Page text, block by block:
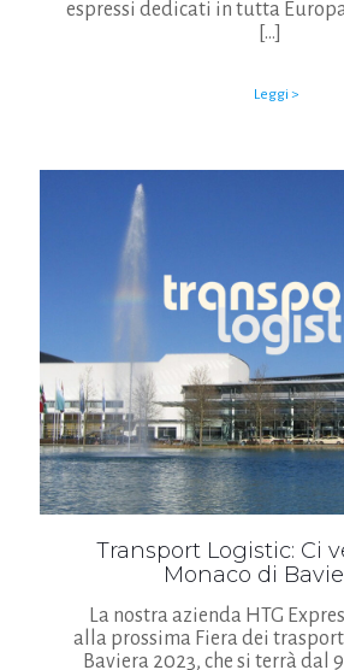
espressi dedicati in tutta
[…]
Leggi >
Transport Logistic: Ci
Monaco di
La nostra azienda HTG
alla prossima Fiera dei
Baviera 2023, che si terrà dal